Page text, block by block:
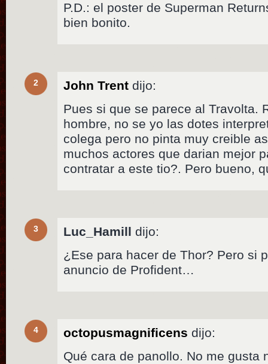
P.D.: el poster de Superman
bien bonito.
2 John Trent dijo:
Pues si que se parece al Travolta.
hombre, no se yo las dotes
colega pero no pinta muy creible
muchos actores que darian mejor
contratar a este tio?. Pero bueno,
3 Luc_Hamill dijo:
¿Ese para hacer de Thor? Pero si
anuncio de Profident…
4 octopusmagnificens dijo:
Qué cara de panollo. No me gusta